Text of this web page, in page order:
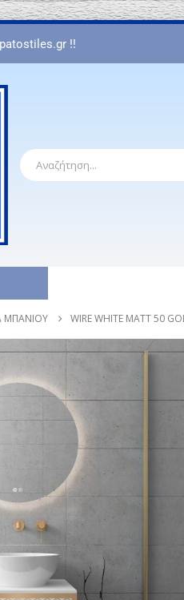
!!
ΜΠΆΝΙΟΥ WIRE WHITE MATT 50